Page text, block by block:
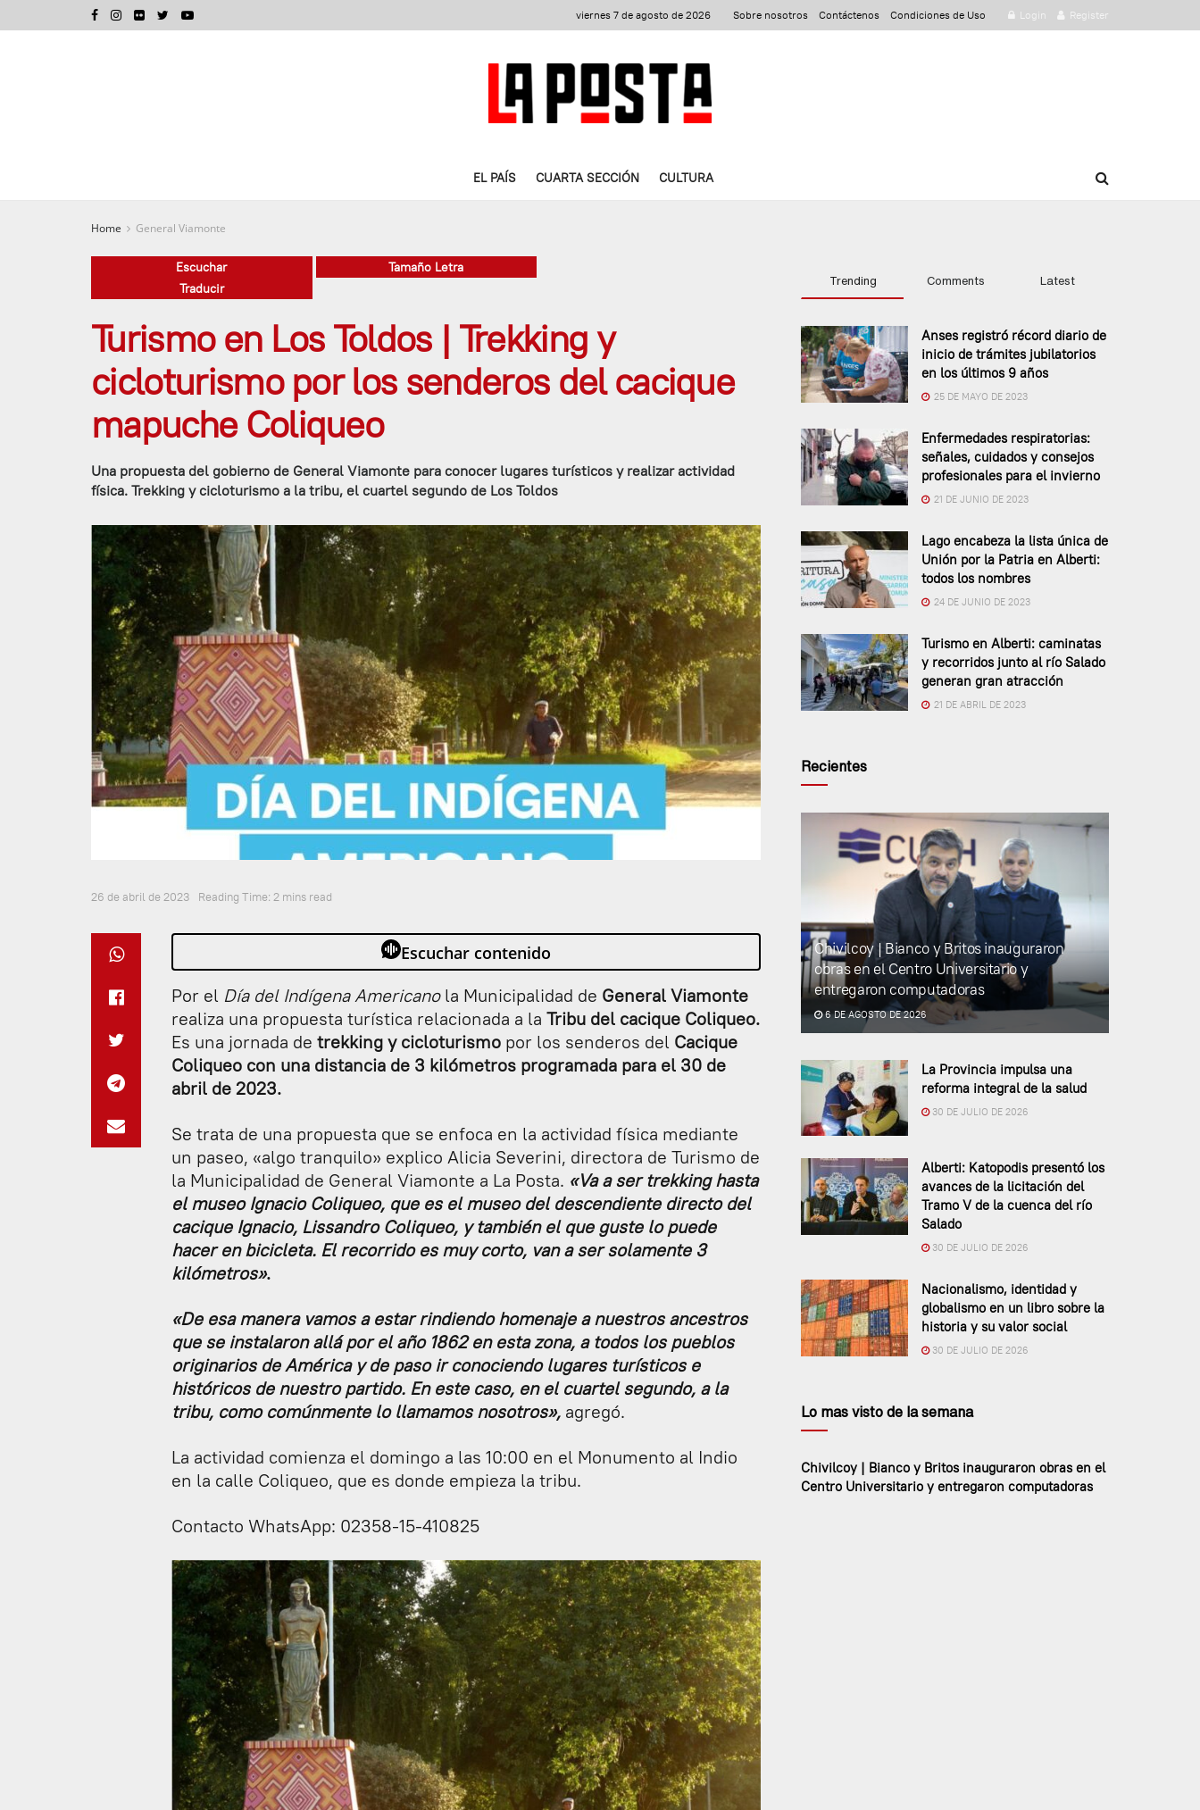
viernes 7 de agosto de 2026 Sobre nosotros Contáctenos Condiciones de Uso Login Register
EL PAÍS CUARTA SECCIÓN CULTURA
Home General Viamonte
Escuchar
Tamaño Letra
Traducir
Turismo en Los Toldos | Trekking y
cicloturismo por los senderos del cacique
mapuche Coliqueo
Una propuesta del gobierno de General Viamonte para conocer lugares turísticos y realizar actividad
física. Trekking y cicloturismo a la tribu, el cuartel segundo de Los Toldos
26 de abril de 2023 Reading Time: 2 mins read
Escuchar contenido
Por el Día del Indígena Americanola Municipalidad de General Viamonte
realiza una propuesta turística relacionada a la Tribu del cacique Coliqueo.
Es una jornada de trekking y cicloturismo por los senderos del Cacique
Coliqueo con una distancia de 3 kilómetros programada para el 30 de
abril de 2023.
Se trata de una propuesta que se enfoca en la actividad física mediante
un paseo, «algo tranquilo» explico Alicia Severini, directora de Turismo de
la Municipalidad de General Viamonte a La Posta. «Va a ser trekking hasta
el museo Ignacio Coliqueo, que es el museo del descendiente directo del
cacique Ignacio, Lissandro Coliqueo, y también el que guste lo puede
hacer en bicicleta. El recorrido es muy corto, van a ser solamente 3
kilómetros».
«De esa manera vamos a estar rindiendo homenaje a nuestros ancestros
que se instalaron allá por el año 1862 en esta zona, a todos los pueblos
originarios de América y de paso ir conociendo lugares turísticos e
históricos de nuestro partido. En este caso, en el cuartel segundo, a la
tribu, como comúnmente lo llamamos nosotros», agregó.
La actividad comienza el domingo a las 10:00 en el Monumento al Indio
en la calle Coliqueo, que es donde empieza la tribu.
Contacto WhatsApp: 02358-15-410825
Trending Comments Latest
Anses registró récord diario de
inicio de trámites jubilatorios
en los últimos 9 años
25 DE MAYO DE 2023
Enfermedades respiratorias:
señales, cuidados y consejos
profesionales para el invierno
21 DE JUNIO DE 2023
Lago encabeza la lista única de
Unión por la Patria en Alberti:
todos los nombres
24 DE JUNIO DE 2023
Turismo en Alberti: caminatas
y recorridos junto al río Salado
generan gran atracción
21 DE ABRIL DE 2023
Recientes
Chivilcoy | Bianco y Britos inauguraron
obras en el Centro Universitario y
entregaron computadoras
6 DE AGOSTO DE 2026
La Provincia impulsa una
reforma integral de la salud
30 DE JULIO DE 2026
Alberti: Katopodis presentó los
avances de la licitación del
Tramo V de la cuenca del río
Salado
30 DE JULIO DE 2026
Nacionalismo, identidad y
globalismo en un libro sobre la
historia y su valor social
30 DE JULIO DE 2026
Lo mas visto de la semana
Chivilcoy | Bianco y Britos inauguraron obras en el
Centro Universitario y entregaron computadoras